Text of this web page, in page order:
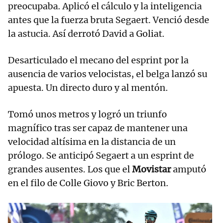
preocupaba. Aplicó el cálculo y la inteligencia
antes que la fuerza bruta Segaert. Venció desde
la astucia. Así derrotó David a Goliat.
Desarticulado el mecano del esprint por la
ausencia de varios velocistas, el belga lanzó su
apuesta. Un directo duro y al mentón.
Tomó unos metros y logró un triunfo
magnífico tras ser capaz de mantener una
velocidad altísima en la distancia de un
prólogo. Se anticipó Segaert a un esprint de
grandes ausentes. Los que elMovistaramputó
en el filo de Colle Giovo y Bric Berton.